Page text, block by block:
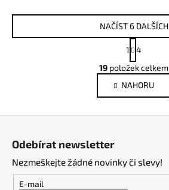
O
v
l
á
d
p
r
NAČÍST 6 DALŠÍCH
S
t
r
á
n
k
í
1
4
19 položek celkem
NAHORU
Odebírat newsletter
Nezmeškejte žádné novinky či slevy!
E-mail